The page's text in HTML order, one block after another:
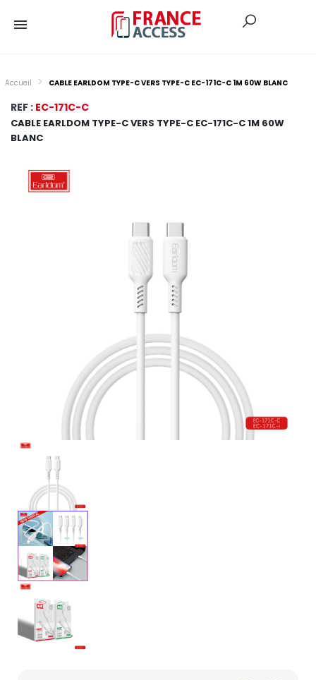
Accueil CABLE EARLDOM TYPE-C VERS TYPE-C EC-171C-C 1M 60W BLANC
REF : EC-171C-C
CABLE EARLDOM TYPE-C VERS TYPE-C EC-171C-C 1M 60W
BLANC